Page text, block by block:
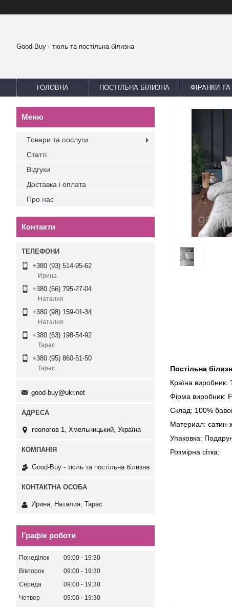
Good-Buy - тюль та постільна білизна
ГОЛОВНА ПОСТІЛЬНА БІЛИЗНА ФІРАНКИ
Постільна
Країна виробник:
Фірма виробник:
Склад: 100%
Материал: сатин-
Упаковка:
Розмірна сітка:
Товари та послуги
Статті
Відгуки
Доставка і оплата
Про нас
Контакти
+380 (93) 514-95-62
Ирина
+380 (66) 795-27-04
Наталия
+380 (98) 159-01-34
Наталия
+380 (63) 198-54-92
Тарас
+380 (95) 860-51-50
Тарас
good-buy@ukr.net
геологов 1, Хмельницький, Україна
Good-Buy - тюль та постільна білизна
Ирина, Наталия, Тарас
Графік роботи
Понеділок 09:00
19:30
Вівторок
09:00
19:30
Середа
09:00
19:30
Четвер
09:00
19:30